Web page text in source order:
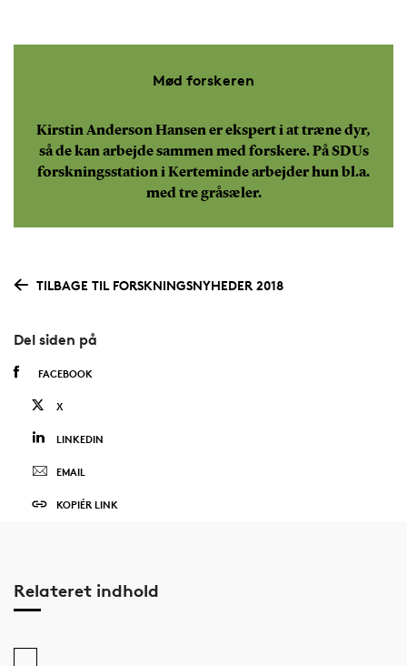
Mød forskeren
Kirstin Anderson Hansen er ekspert i at træne dyr,
så de kan arbejde sammen med forskere. På SDUs
forskningsstation i Kerteminde arbejder hun bl.a.
med tre gråsæler.
TILBAGE TIL FORSKNINGSNYHEDER 2018
Del siden på
FACEBOOK
X
LINKEDIN
EMAIL
KOPIÉR LINK
Relateret indhold